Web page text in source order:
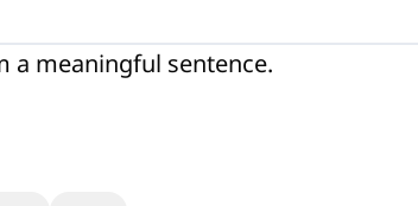
a meaningful sentence.